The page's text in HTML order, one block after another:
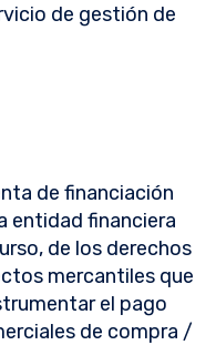
de gestión de
de financiación
entidad financiera
de los derechos
mercantiles que
el pago
de compra /